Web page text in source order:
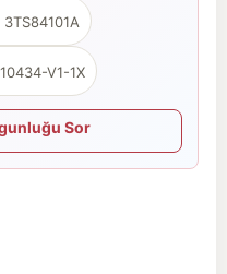
3TS84101A
V1-1X
Sor